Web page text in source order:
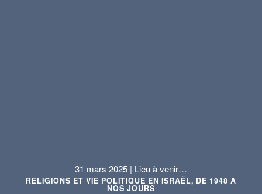
31 mars 2025 | Lieu à venir…
RELIGIONS ET VIE POLITIQUE EN ISRAËL, DE 1948 À
NOS JOURS